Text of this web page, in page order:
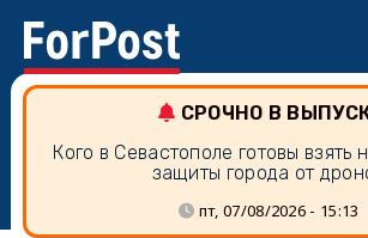
СРОЧНО В
Кого в Севастополе готовы взять
защиты города от
пт, 07/08/2026 - 15:13